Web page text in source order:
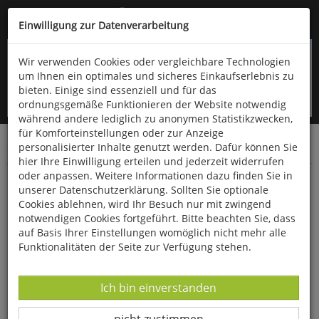
Kompletten Head der Seite überspringen
oder (06766) 9323-960
Startseite Bücher Geschichte Mittelalter
Die Staufer
Einwilligung zur Datenverarbeitung
Wir verwenden Cookies oder vergleichbare Technologien
um Ihnen ein optimales und sicheres Einkaufserlebnis zu
bieten. Einige sind essenziell und für das
ordnungsgemäße Funktionieren der Website notwendig
während andere lediglich zu anonymen Statistikzwecken,
für Komforteinstellungen oder zur Anzeige
personalisierter Inhalte genutzt werden. Dafür können Sie
hier Ihre Einwilligung erteilen und jederzeit widerrufen
oder anpassen. Weitere Informationen dazu finden Sie in
unserer Datenschutzerklärung. Sollten Sie optionale
Cookies ablehnen, wird Ihr Besuch nur mit zwingend
notwendigen Cookies fortgeführt. Bitte beachten Sie, dass
auf Basis Ihrer Einstellungen womöglich nicht mehr alle
Funktionalitäten der Seite zur Verfügung stehen.
Datenverarbeitung -
Ich bin einverstanden